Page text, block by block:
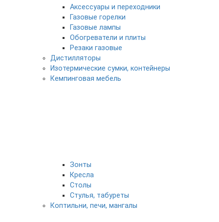
Аксессуары и переходники
Газовые горелки
Газовые лампы
Обогреватели и плиты
Резаки газовые
Дистилляторы
Изотермические сумки, контейнеры
Кемпинговая мебель
Зонты
Кресла
Столы
Стулья, табуреты
Коптильни, печи, мангалы